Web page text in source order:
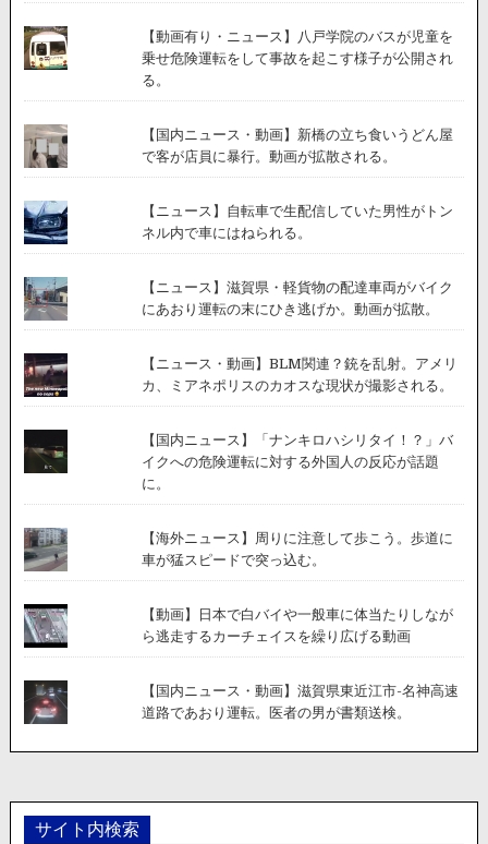
屋
被
に
っ
た
と
さ
れ
る
画
が
公
【動画有り・ニュース】八戸学院のバスが児童を
乗せ危険運転をして事故を起こす様子が公開され
る。
【国内ニュース・動画】新橋の立ち食いうどん屋
で客が店員に暴行。動画が拡散される。
【ニュース】自転車で生配信していた男性がトン
ネル内で車にはねられる。
【ニュース】滋賀県・軽貨物の配達車両がバイク
にあおり運転の末にひき逃げか。動画が拡散。
【ニュース・動画】BLM関連？銃を乱射。アメリ
カ、ミアネポリスのカオスな現状が撮影される。
【国内ニュース】「ナンキロハシリタイ！？」バ
イクへの危険運転に対する外国人の反応が話題
に。
【海外ニュース】周りに注意して歩こう。歩道に
車が猛スピードで突っ込む。
【動画】日本で白バイや一般車に体当たりしなが
ら逃走するカーチェイスを繰り広げる動画
【国内ニュース・動画】滋賀県東近江市-名神高速
道路であおり運転。医者の男が書類送検。
サイト内検索